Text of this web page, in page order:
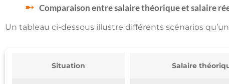
Comparaison entre salaire théorique et salaire
Un tableau ci-dessous illustre différents scénarios
Situation Salaire